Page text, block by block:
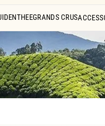
GRANDS CRUS